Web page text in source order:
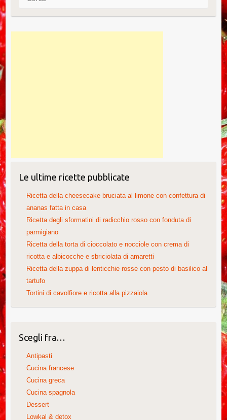
k
Le ultime ricette pubblicate
Ricetta della cheesecake bruciata al limone con confettura di
ananas fatta in casa
Ricetta degli sformatini di radicchio rosso con fonduta di
parmigiano
Ricetta della torta di cioccolato e nocciole con crema di
ricotta e albicocche e sbriciolata di amaretti
Ricetta della zuppa di lenticchie rosse con pesto di basilico al
tartufo
Tortini di cavolfiore e ricotta alla pizzaiola
Scegli fra…
Antipasti
Cucina francese
Cucina greca
Cucina spagnola
Dessert
Lowkal & detox